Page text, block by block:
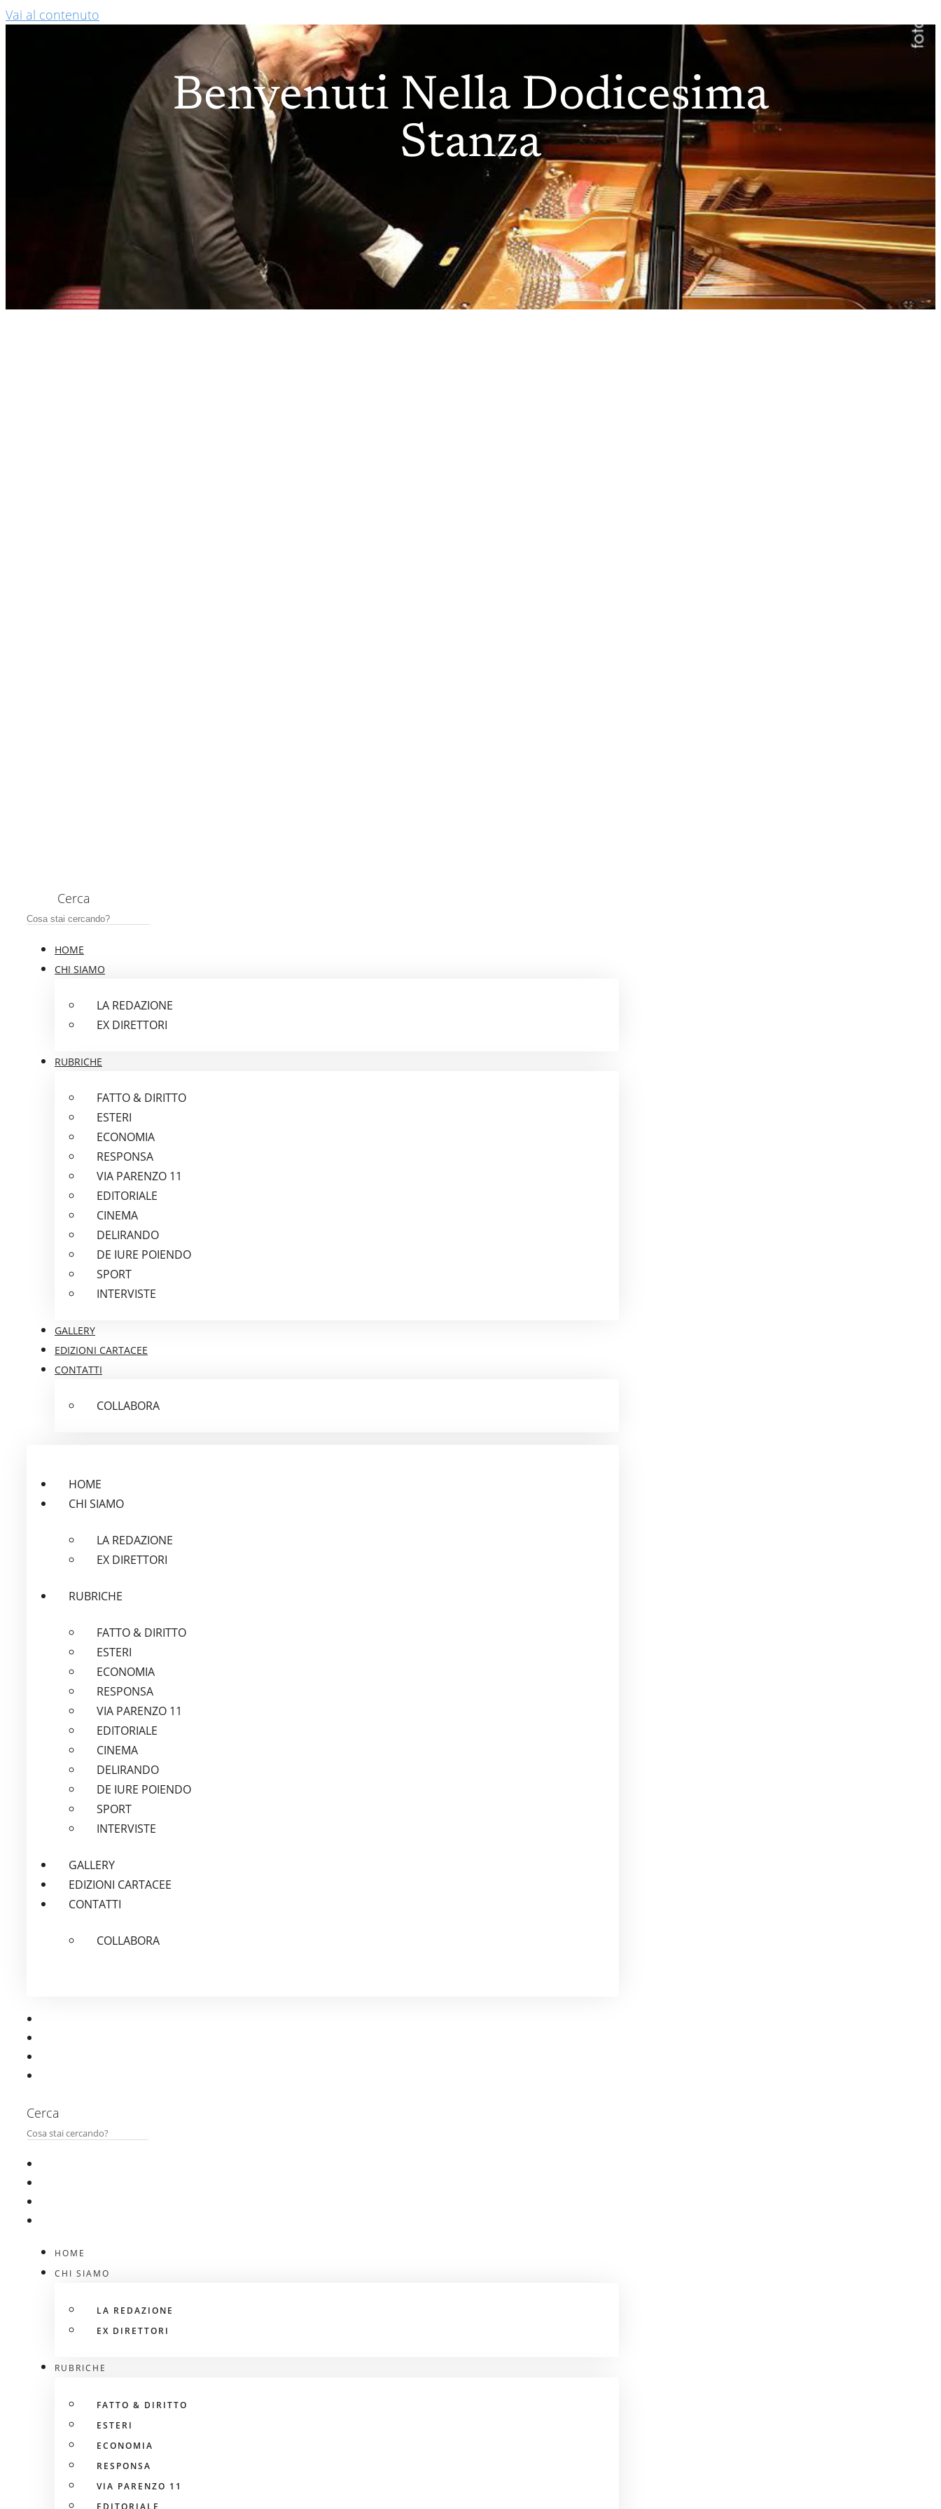
Vai al contenuto
Benvenuti Nella Dodicesima
Stanza
Cerca
HOME
CHI SIAMO
LA REDAZIONE
EX DIRETTORI
RUBRICHE
FATTO & DIRITTO
ESTERI
ECONOMIA
RESPONSA
VIA PARENZO 11
EDITORIALE
CINEMA
DELIRANDO
DE IURE POIENDO
SPORT
INTERVISTE
GALLERY
EDIZIONI CARTACEE
CONTATTI
COLLABORA
HOME
CHI SIAMO
LA REDAZIONE
EX DIRETTORI
RUBRICHE
FATTO & DIRITTO
ESTERI
ECONOMIA
RESPONSA
VIA PARENZO 11
EDITORIALE
CINEMA
DELIRANDO
DE IURE POIENDO
SPORT
INTERVISTE
GALLERY
EDIZIONI CARTACEE
CONTATTI
COLLABORA
Cerca
HOME
CHI SIAMO
LA REDAZIONE
EX DIRETTORI
RUBRICHE
FATTO & DIRITTO
ESTERI
ECONOMIA
RESPONSA
VIA PARENZO 11
EDITORIALE